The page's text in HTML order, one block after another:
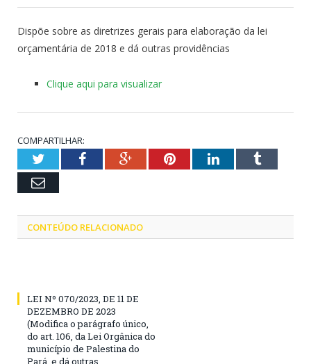
Dispõe sobre as diretrizes gerais para elaboração da lei
orçamentária de 2018 e dá outras providências
Clique aqui para visualizar
COMPARTILHAR:
TwitterFacebookGoogle+PinterestLinkedInTumblr
Email
CONTEÚDO RELACIONADO
LEI Nº 070/2023, DE 11 DE
DEZEMBRO DE 2023
(Modifica o parágrafo único,
do art. 106, da Lei Orgânica do
município de Palestina do
Pará, e dá outras